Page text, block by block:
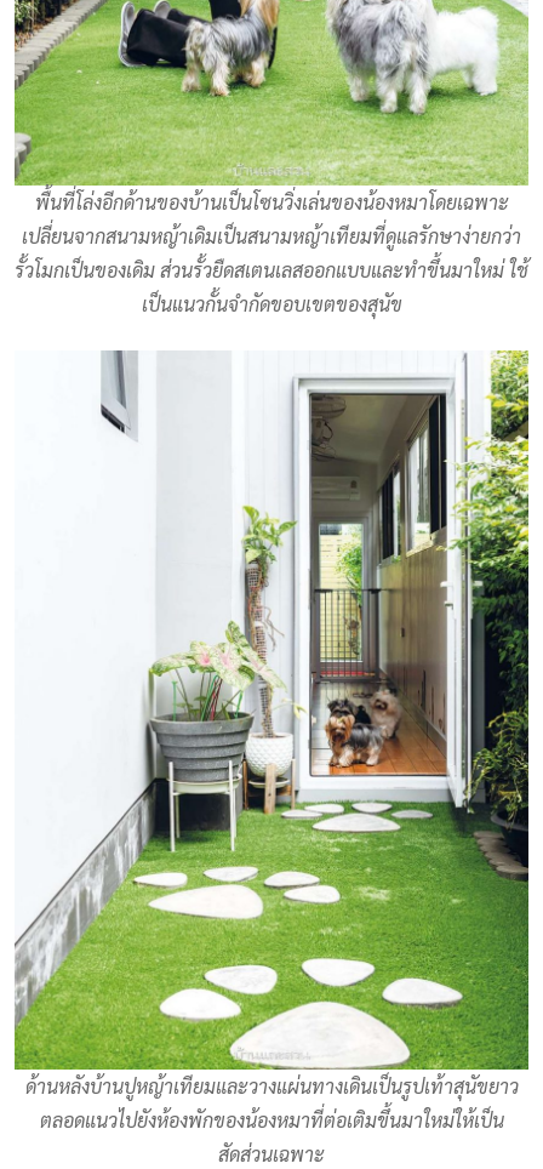
พื้นที่โล่งอีกด้านของบ้านเป็นโซนวิ่งเล่นของน้องหมาโดยเฉพาะ
เปลี่ยนจากสนามหญ้าเดิมเป็นสนามหญ้าเทียมที่ดูแลรักษาง่ายกว่า
รั้วโมกเป็นของเดิม ส่วนรั้วยืดสเตนเลสออกแบบและทำขึ้นมาใหม่ ใช้
เป็นแนวกั้นจำกัดขอบเขตของสุนัข
ด้านหลังบ้านปูหญ้าเทียมและวางแผ่นทางเดินเป็นรูปเท้าสุนัขยาว
ตลอดแนวไปยังห้องพักของน้องหมาที่ต่อเติมขึ้นมาใหม่ให้เป็น
สัดส่วนเฉพาะ